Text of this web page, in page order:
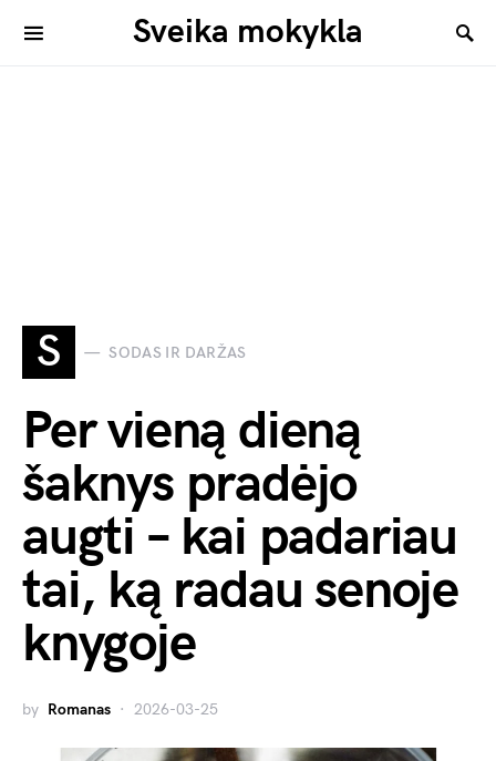
Sveika mokykla
S SODAS IR DARŽAS
Per vieną dieną
šaknys pradėjo
augti – kai padariau
tai, ką radau senoje
knygoje
by Romanas 2026-03-25